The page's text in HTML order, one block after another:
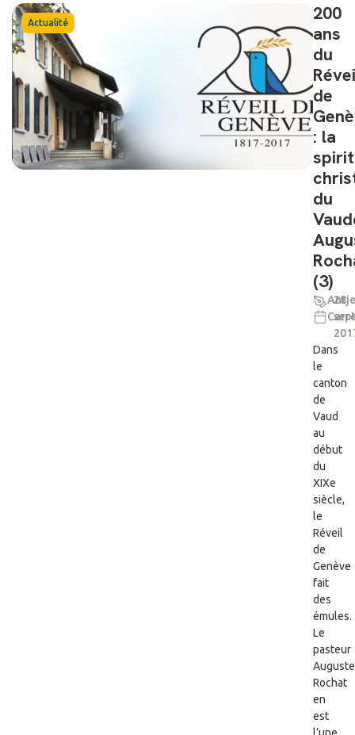
Actualité
200
ans
du
de
: la
du
(3)
Antje
28
Dans
le
canton
de
Vaud
au
début
du
XIXe
siècle,
le
Réveil
de
Genève
fait
des
émules.
Le
pasteur
Auguste
Rochat
en
est
l’une